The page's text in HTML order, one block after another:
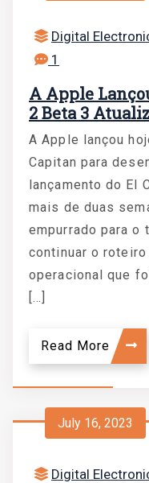
Digital
1
A Apple
2 Beta 3
A Apple lançou
Capitan para
lançamento do El
mais de duas
empurrado para o
continuar o
operacional que
[…]
Read More
July 16, 2023
Digital